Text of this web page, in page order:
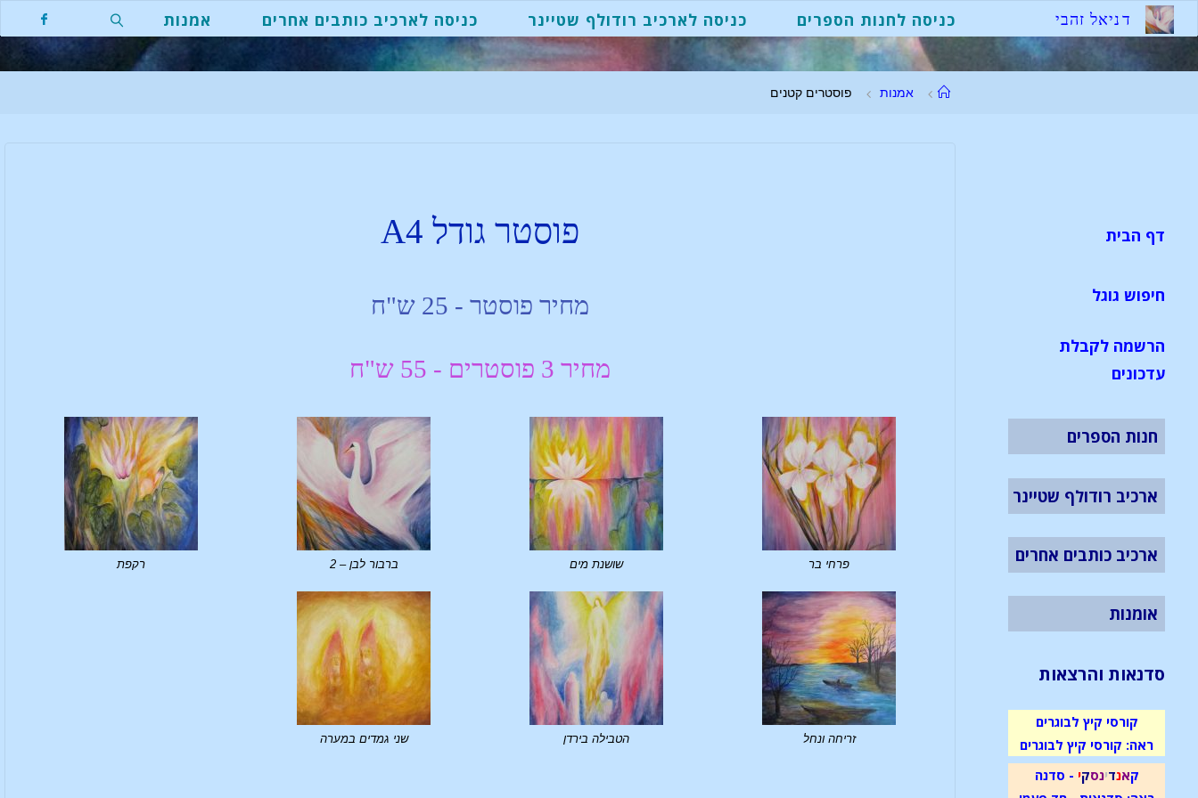
דניאל זהבי כניסה לחנות הספרים כניסה לארכיב רודולף שטיינר כניסה לארכיב כותבים אחרים אמנות
אמנות פוסטרים קטנים
פוסטר גודל A4
מחיר פוסטר - 25 ש"ח
מחיר 3 פוסטרים - 55 ש"ח
פרחי בר שושנת מים ברבור לבן – 2 רקפת
זריחה ונחל הטבילה בירדן שני גמדים במערה
דף הבית
חיפוש גוגל
הרשמה לקבלת
עדכונים
חנות הספרים
ארכיב רודולף שטיינר
ארכיב כותבים אחרים
אומנות
סדנאות והרצאות
קורסי קיץ לבוגרים
ראה: קורסי קיץ לבוגרים
קאנדינסקי - סדנה